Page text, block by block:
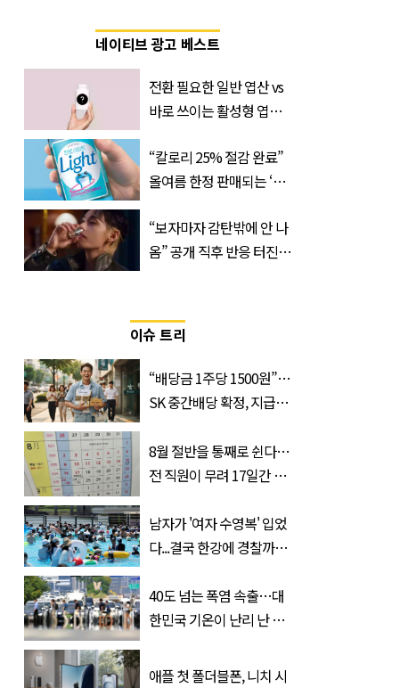
네이티브 광고 베스트
전환 필요한 일반 엽산 vs
바로 쓰이는 활성형 엽
‘Quatrefolic®’ 주목
“칼로리 25% 절감 완료”
올여름 한정 판매되는 ‘최
“보자마자 감탄밖에 안 나
옴” 공개 직후 반응 터진
이슈 트리
“배당금 1주당 1500원”…
SK 중간배당 확정, 지급일
8월 절반을 통째로 쉰다…
전 직원이 무려 17일간 휴
남자가 '여자 수영복' 입었
다...결국 한강에 경찰까지
40도 넘는 폭염 속출…대
한민국 기온이 난리 난 이
능
애플 첫 폴더블폰, 니치 시